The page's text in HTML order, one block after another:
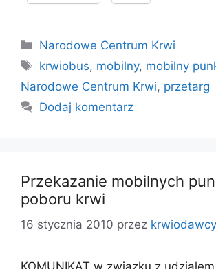
Kategorie
Narodowe Centrum Krwi
Tagi
krwiobus, mobilny, mobilny
Narodowe Centrum Krwi, przetarg
Dodaj komentarz
Przekazanie mobilnych
poboru krwi
16 stycznia 2010 przez
KOMUNIKAT w związku z